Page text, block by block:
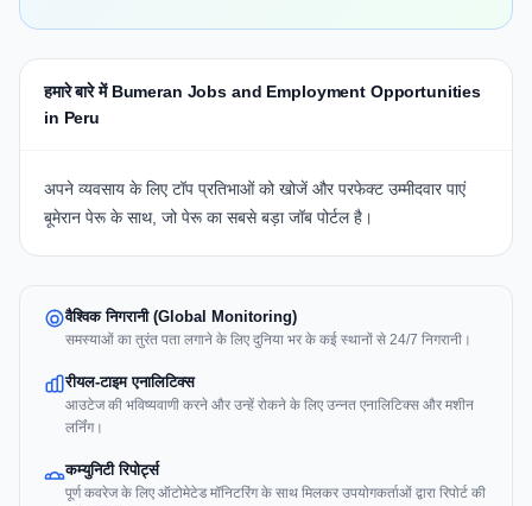
हमारे बारे में Bumeran Jobs and Employment Opportunities
in Peru
अपने व्यवसाय के लिए टॉप प्रतिभाओं को खोजें और परफेक्ट उम्मीदवार पाएं
बूमेरान पेरूके साथ, जो पेरू का सबसे बड़ा जॉब पोर्टल है।
वैश्विक निगरानी (Global Monitoring)
समस्याओं का तुरंत पता लगाने के लिए दुनिया भर के कई स्थानों से 24/7 निगरानी।
रीयल-टाइम एनालिटिक्स
आउटेज की भविष्यवाणी करने और उन्हें रोकने के लिए उन्नत एनालिटिक्स और मशीन
लर्निंग।
कम्युनिटी रिपोर्ट्स
पूर्ण कवरेज के लिए ऑटोमेटेड मॉनिटरिंग के साथ मिलकर उपयोगकर्ताओं द्वारा रिपोर्ट की